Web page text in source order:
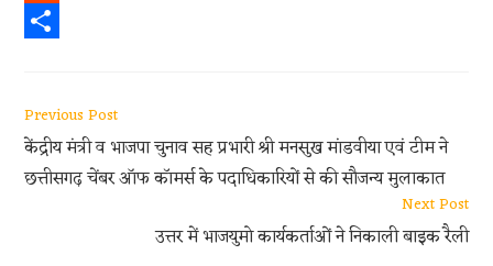
e
o
k
e
r
h
s
A
R
d
i
a
r
Read
more
articles
Previous Post
केंद्रीय मंत्री व भाजपा चुनाव सह प्रभारी श्री मनसुख मांडवीया एवं टीम ने
छत्तीसगढ़ चेंबर ऑफ कॉमर्स के पदाधिकारियों से की सौजन्य मुलाकात
Next Post
उत्तर में भाजयुमो कार्यकर्ताओं ने निकाली बाइक रैली